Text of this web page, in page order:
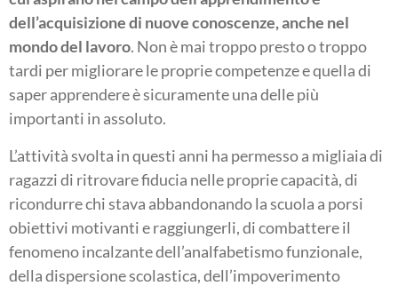
dell’acquisizione di nuove conoscenze, anche nel
mondo del lavoro. Non è mai troppo presto o troppo
tardi per migliorare le proprie competenze e quella di
saper apprendere è sicuramente una delle più
importanti in assoluto.
L’attività svolta in questi anni ha permesso a migliaia di
ragazzi di ritrovare fiducia nelle proprie capacità, di
ricondurre chi stava abbandonando la scuola a porsi
obiettivi motivanti e raggiungerli, di combattere il
fenomeno incalzante dell’analfabetismo funzionale,
della dispersione scolastica, dell’impoverimento